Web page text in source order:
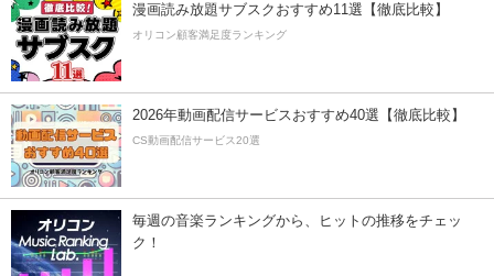
漫画読み放題サブスクおすすめ11選【徹底比較】
オリコン顧客満足度ランキング
2026年動画配信サービスおすすめ40選【徹底比較】
CS動画配信サービス20選
毎週の音楽ランキングから、ヒットの推移をチェッ
ク！